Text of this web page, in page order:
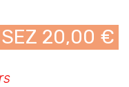
20,00 €